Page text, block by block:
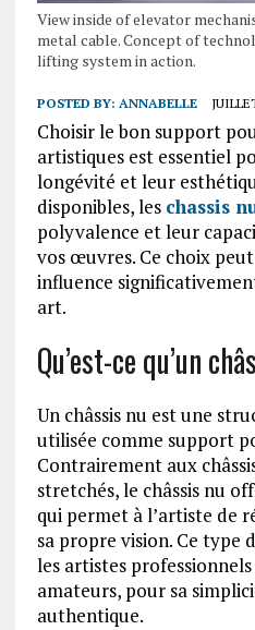
View inside of elevator
metal cable. Concept of
lifting system in action.
POSTED BY: ANNABELLE
Choisir le bon support
artistiques est essentiel
longévité et leur
disponibles, les chassis
polyvalence et leur
vos œuvres. Ce choix
influence
art.
Qu’est-ce qu’un
Un châssis nu est une
utilisée comme support
Contrairement aux
stretchés, le châssis nu
qui permet à l’artiste de
sa propre vision. Ce type
les artistes professionnels
amateurs, pour sa
authentique.